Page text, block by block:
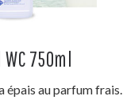
WC 750ml
épais au parfum frais.